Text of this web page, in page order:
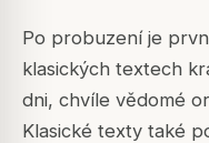
Po probuzení je
klasických textech
dni, chvíle vědomé
Klasické texty také